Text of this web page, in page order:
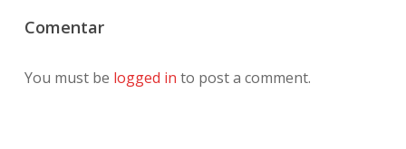
Comentar
You must be logged in to post a comment.